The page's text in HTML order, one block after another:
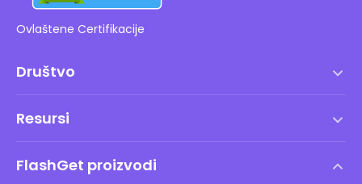
Ovlaštene Certifikacije
Društvo
DMCA politika
Resursi
FlashGet proizvodi